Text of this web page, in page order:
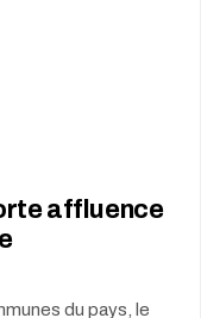
affluence
du pays, le